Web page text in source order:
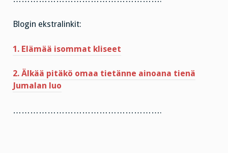
Blogin ekstralinkit:
1. Elämää isommat kliseet
2. Älkää pitäkö omaa tietänne ainoana tienä
Jumalan luo
…………………………………………….